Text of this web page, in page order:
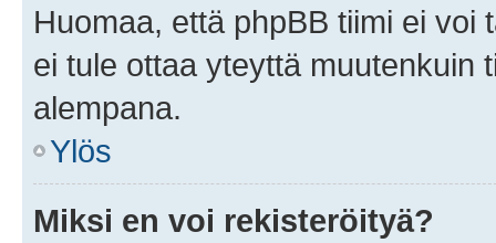
Huomaa, että phpBB tiimi ei
ei tule ottaa yteyttä muutenkuin
alempana.
Ylös
Miksi en voi rekisteröityä?